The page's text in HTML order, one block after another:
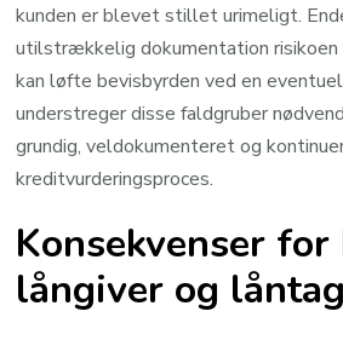
kunden er blevet stillet urimeligt.
utilstrækkelig dokumentation risikoen
kan løfte bevisbyrden ved en
understreger disse faldgruber
grundig, veldokumenteret og
kreditvurderingsproces.
Konsekvenser for
långiver og